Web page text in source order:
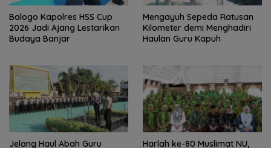
Balogo Kapolres HSS Cup
2026 Jadi Ajang Lestarikan
Budaya Banjar
Mengayuh Sepeda Ratusan
Kilometer demi Menghadiri
Haulan Guru Kapuh
Jelang Haul Abah Guru
Harlah ke-80 Muslimat NU,